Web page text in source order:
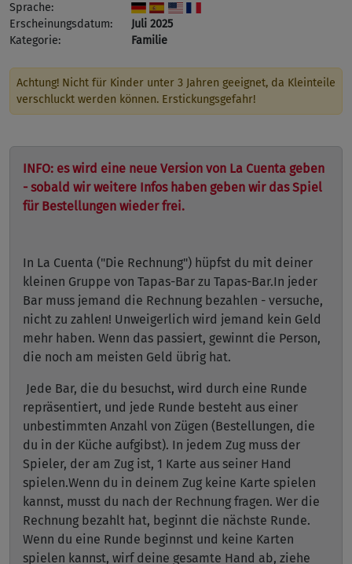
Sprache:
Erscheinungsdatum:
Juli 2025
Kategorie:
Familie
Achtung! Nicht für Kinder unter 3 Jahren geeignet, da Kleinteile
verschluckt werden können. Erstickungsgefahr!
INFO: es wird eine neue Version von La Cuenta geben
- sobald wir weitere Infos haben geben wir das Spiel
für Bestellungen wieder frei.
In La Cuenta ("Die Rechnung") hüpfst du mit deiner
kleinen Gruppe von Tapas-Bar zu Tapas-Bar.In jeder
Bar muss jemand die Rechnung bezahlen - versuche,
nicht zu zahlen! Unweigerlich wird jemand kein Geld
mehr haben. Wenn das passiert, gewinnt die Person,
die noch am meisten Geld übrig hat.
Jede Bar, die du besuchst, wird durch eine Runde
repräsentiert, und jede Runde besteht aus einer
unbestimmten Anzahl von Zügen (Bestellungen, die
du in der Küche aufgibst). In jedem Zug muss der
Spieler, der am Zug ist, 1 Karte aus seiner Hand
spielen.Wenn du in deinem Zug keine Karte spielen
kannst, musst du nach der Rechnung fragen. Wer die
Rechnung bezahlt hat, beginnt die nächste Runde.
Wenn du eine Runde beginnst und keine Karten
spielen kannst, wirf deine gesamte Hand ab, ziehe